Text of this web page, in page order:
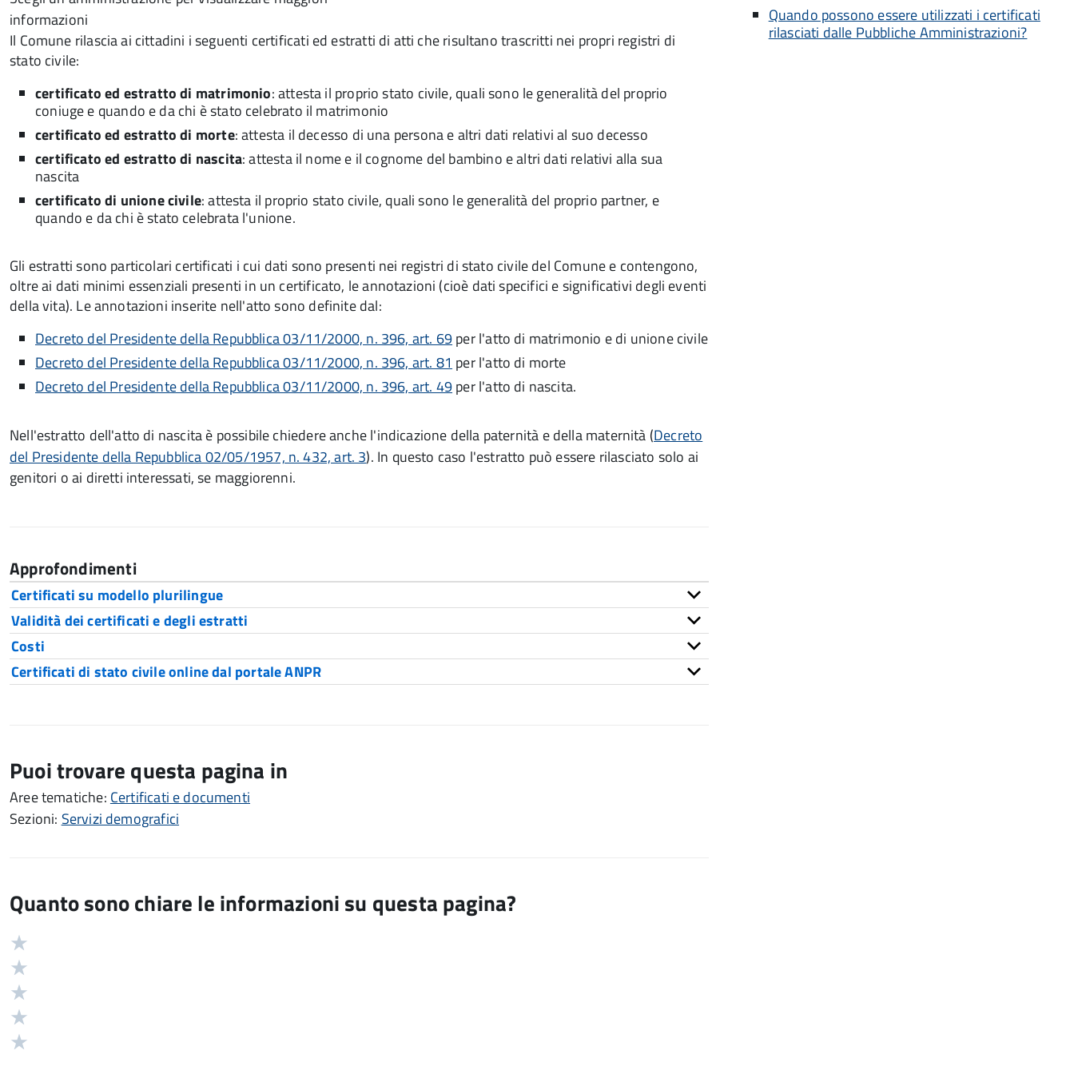
informazioni
Il Comune rilascia ai cittadini i seguenti certificati ed estratti di atti che risultano trascritti nei propri registri di
stato civile:
certificato ed estratto di matrimonio: attesta il proprio stato civile, quali sono le generalità del proprio
coniuge e quando e da chi è stato celebrato il matrimonio
certificato ed estratto di morte: attesta il decesso di una persona e altri dati relativi al suo decesso
certificato ed estratto di nascita: attesta il nome e il cognome del bambino e altri dati relativi alla sua
nascita
certificato di unione civile: attesta il proprio stato civile, quali sono le generalità del proprio partner, e
quando e da chi è stato celebrata l'unione.
Gli estratti sono particolari certificati i cui dati sono presenti nei registri di stato civile del Comune e contengono,
oltre ai dati minimi essenziali presenti in un certificato, le annotazioni (cioè dati specifici e significativi degli eventi
della vita). Le annotazioni inserite nell'atto sono definite dal:
Decreto del Presidente della Repubblica 03/11/2000, n. 396, art. 69per l'atto di matrimonio e di unione civile
Decreto del Presidente della Repubblica 03/11/2000, n. 396, art. 81 per l'atto di morte
Decreto del Presidente della Repubblica 03/11/2000, n. 396, art. 49per l'atto di nascita.
Nell'estratto dell'atto di nascita è possibile chiedere anche l'indicazione della paternità e della maternità (Decreto
del Presidente della Repubblica 02/05/1957, n. 432, art. 3). In questo caso l'estratto può essere rilasciato solo ai
genitori o ai diretti interessati, se maggiorenni.
Approfondimenti
Certificati su modello plurilingue
Validità dei certificati e degli estratti
Costi
Certificati di stato civile online dal portale ANPR
Puoi trovare questa pagina in
Aree tematiche: Certificati e documenti
Sezioni: Servizi demografici
Quanto sono chiare le informazioni su questa pagina?
Valutazione
Quando possono essere utilizzati i certificati
rilasciati dalle Pubbliche Amministrazioni?